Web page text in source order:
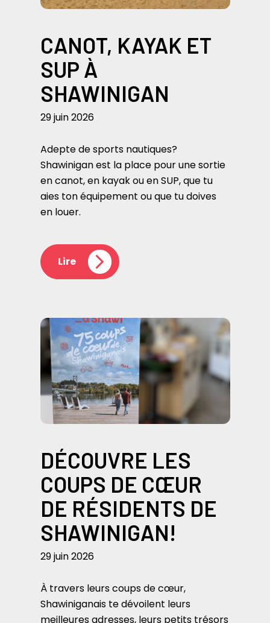
CANOT, KAYAK ET
SUP À
SHAWINIGAN
29 juin 2026
Adepte de sports nautiques?
Shawinigan est la place pour une sortie
en canot, en kayak ou en SUP, que tu
aies ton équipement ou que tu doives
en louer.
Lire
DÉCOUVRE LES
COUPS DE CŒUR
DE RÉSIDENTS DE
SHAWINIGAN!
29 juin 2026
À travers leurs coups de cœur,
Shawiniganais te dévoilent leurs
meilleures adresses, leurs petits trésors